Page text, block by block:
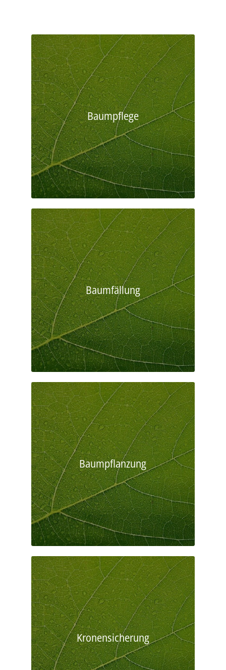
Baumpflege
Baumfällung
Baumpflanzung
Kronensicherung